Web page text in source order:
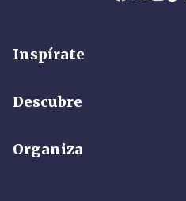
Inspírate
Descubre
Organiza